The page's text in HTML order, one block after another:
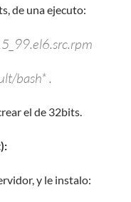
de una ejecuto:
bash* .
el de 32bits.
y le instalo: